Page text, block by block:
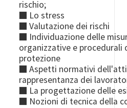
rischio;
■ Lo stress
■ Valutazione dei rischi
■ Individuazione delle
organizzative e procedurali
protezione
■ Aspetti normativi
rappresentanza dei
■ La progettazione delle
■ Nozioni di tecnica della